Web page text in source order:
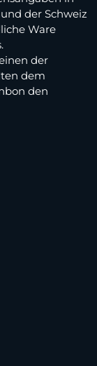
der Schweiz
Ware
der
dem
den